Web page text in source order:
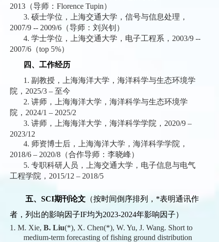
2013 （导师： Florence Tupin）
3. 硕士学位，上海交通大学，信号与信息处理，
2007/9 -- 2009/6 （导师：刘兴钊）
4. 学士学位，上海交通大学，电子工程系， 2003/9 --
2007/6 （top 5%）
四、工作经历
1. 副教授，上海海洋大学，海洋科学与生态环境学
院，2025/3 – 至今
2. 讲师，上海海洋大学，海洋科学与生态环境学
院，2024/1 – 2025/2
3. 讲师，上海海洋大学，海洋科学学院，2020/9 –
2023/12
4. 师资博士后，上海海洋大学，海洋科学学院，
2018/6 – 2020/8（合作导师：李晓峰）
5. 专职科研人员，上海交通大学，电子信息与电气
工程学院，2015/12 – 2018/5
五、 SCI期刊论文 （按时间倒序排列， *表明通讯作
者，列出的影响因子IF均为2023-2024年影响因子）
1. M. Xie, B. Liu(*), X. Chen(*), W. Yu, J. Wang. Short to
medium-term forecasting of fishing ground distribution